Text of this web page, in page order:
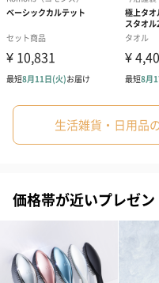
のしカード
商品の形質上、のしを直接添
同梱します。
※のし下はご記入いただけま
※カードのデザインは一部
結婚祝い（御結婚御
祝）（110円）
生活雑貨・日用品
価格帯が近いプレゼン